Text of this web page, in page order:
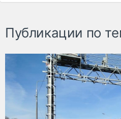
Публикации по